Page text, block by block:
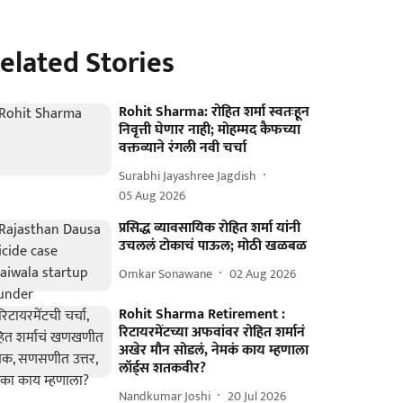
Stories
Rohit Sharma: रोहित शर्मा स्वतःहून
निवृत्ती घेणार नाही; मोहम्मद कैफच्या
वक्तव्याने रंगली नवी चर्चा
Surabhi Jayashree Jagdish
05 Aug 2026
प्रसिद्ध व्यावसायिक रोहित शर्मा यांनी
उचललं टोकाचं पाऊल; मोठी खळबळ
Omkar Sonawane 02 Aug 2026
Rohit Sharma Retirement :
रिटायरमेंटच्या अफवांवर रोहित शर्मानं
अखेर मौन सोडलं, नेमकं काय म्हणाला
लॉर्ड्स शतकवीर?
Nandkumar Joshi 20 Jul 2026